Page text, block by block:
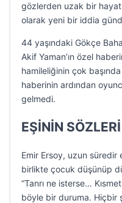
gözlerden uzak bir hayat
olarak yeni bir iddia
44 yaşındaki Gökçe
Akif Yaman’ın özel
hamileliğinin çok
haberinin ardından
gelmedi.
EŞİNİN
Emir Ersoy, uzun süredir
birlikte çocuk düşünüp
“Tanrı ne isterse…
böyle bir duruma. Hiçbir